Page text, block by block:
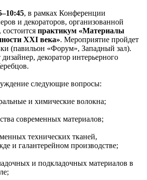
, в рамках Конференции
и декораторов, организованной
практикум «Материалы
XXI века». Мероприятие пройдет
(павильон «Форум», Западный зал).
декоратор интерьерного
следующие вопросы:
и химические волокна;
современных материалов;
технических тканей,
и галантерейном производстве;
и подкладочных материалов в